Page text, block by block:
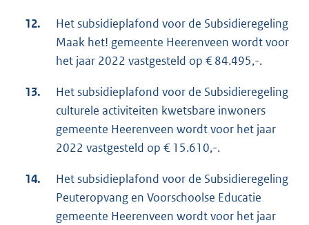
12.
Het subsidieplafond voor de Subsidieregeling
Maak het! gemeente Heerenveen wordt voor
het jaar 2022 vastgesteld op € 84.495,-.
13.
Het subsidieplafond voor de Subsidieregeling
culturele activiteiten kwetsbare inwoners
gemeente Heerenveen wordt voor het jaar
2022 vastgesteld op € 15.610,-.
14.
Het subsidieplafond voor de Subsidieregeling
Peuteropvang en Voorschoolse Educatie
gemeente Heerenveen wordt voor het jaar